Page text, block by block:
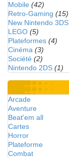
Mobile (42)
Retro-Gaming (15)
New Nintendo 3DS
LEGO (5)
Plateformes (4)
Cinéma (3)
Société (2)
Nintendo 2DS (1)
Arcade
Aventure
Beat'em all
Cartes
Horror
Plateforme
Combat